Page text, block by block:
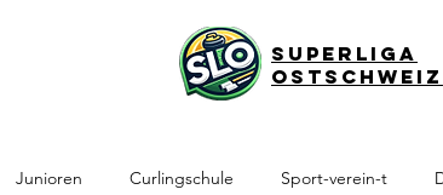
Superliga
Ostschweiz
Junioren Curlingschule Sport-verein-t